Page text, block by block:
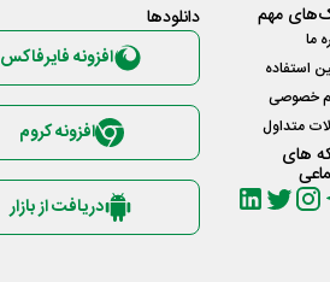
مهم
ما
استفاده
خصوصی
متداول
های
دانلود‌ها
افزونه فایرفاکس
افزونه کروم
دریافت از بازار